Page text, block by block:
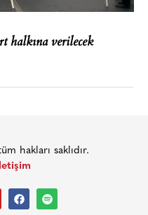
halkına verilecek
hakları saklıdır.